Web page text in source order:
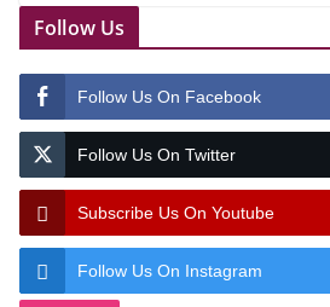
Follow Us
Follow Us On Facebook
Follow Us On Twitter
Subscribe Us On Youtube
Follow Us On Instagram